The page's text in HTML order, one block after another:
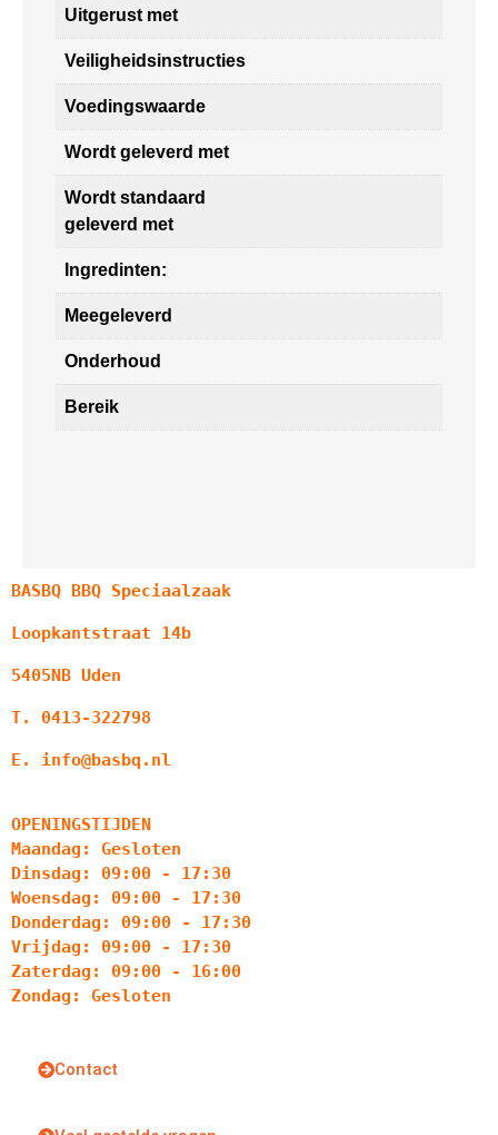
Uitgerust met
Veiligheidsinstructies
Voedingswaarde
Wordt geleverd met
Wordt standaard
geleverd met
Ingredinten:
Meegeleverd
Onderhoud
Bereik
BASBQ BBQ Speciaalzaak
Loopkantstraat 14b
5405NB Uden
T. 0413-322798
E. info@basbq.nl
OPENINGSTIJDEN
Maandag: Gesloten
Dinsdag: 09:00 - 17:30
Woensdag: 09:00 - 17:30
Donderdag: 09:00 - 17:30
Vrijdag: 09:00 - 17:30
Zaterdag: 09:00 - 16:00
Zondag: Gesloten
Contact